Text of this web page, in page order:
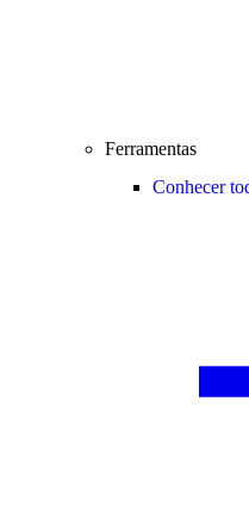
Ferramentas
Conhecer